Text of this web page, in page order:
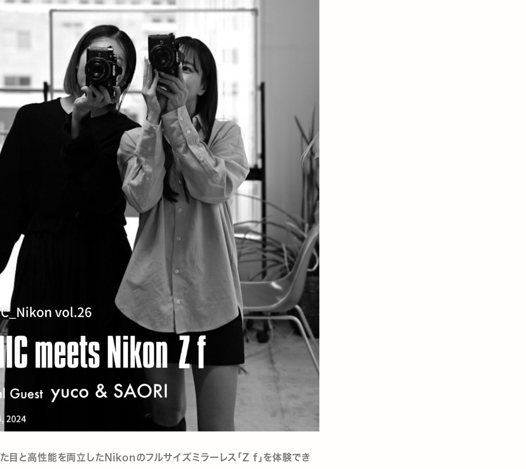
目と高性能を両立したNikonのフルサイズミラーレス「Z f」を体験でき